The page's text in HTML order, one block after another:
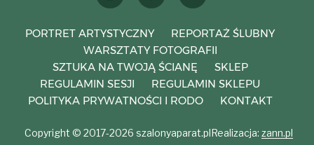
PORTRET ARTYSTYCZNY
REPORTAŻ ŚLUBNY
WARSZTATY FOTOGRAFII
SZTUKA NA TWOJĄ ŚCIANĘ
SKLEP
REGULAMIN SESJI
REGULAMIN SKLEPU
POLITYKA PRYWATNOŚCI I RODO
KONTAKT
Copyright © 2017-2026 szalonyaparat.plRealizacja: zann.pl